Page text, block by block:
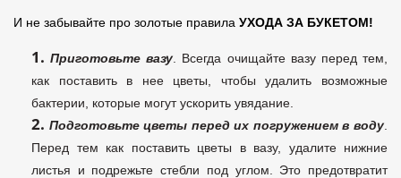
И не забывайте про золотые правила УХОДА ЗА БУКЕТОМ!
Приготовьте вазу . Всегда очищайте вазу перед тем,
как поставить в нее цветы, чтобы удалить возможные
бактерии, которые могут ускорить увядание.
Подготовьте цветы перед их погружением в воду
Перед тем как поставить цветы в вазу, удалите нижние
листья и подрежьте стебли под углом. Это предотвратит